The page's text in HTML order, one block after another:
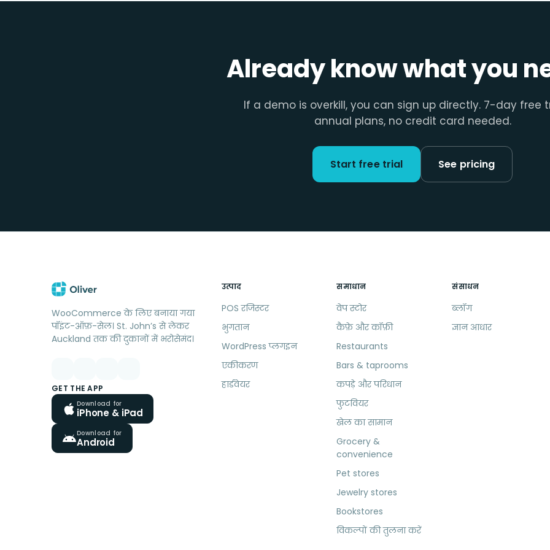
Already know what you
If a demo is overkill, you can sign up directly. 7-day free
annual plans, no credit card needed.
Start free trial See pricing
WooCommerce के लिए बनाया गया
पॉइंट-ऑफ़-सेल। St. John’s से लेकर
Auckland तक की दुकानों में भरोसेमंद।
GET THE APP
Download for
iPhone & iPad
Download for
Android
उत्पाद
POS रजिस्टर
भुगतान
WordPress प्लगइन
एकीकरण
हार्डवेयर
समाधान
वेप स्टोर
कैफ़े और कॉफ़ी
Restaurants
Bars & taprooms
कपड़े और परिधान
फुटवियर
खेल का सामान
Grocery &
convenience
Pet stores
Jewelry stores
Bookstores
विकल्पों की तुलना करें
संसाधन
ब्लॉग
ज्ञान आधार